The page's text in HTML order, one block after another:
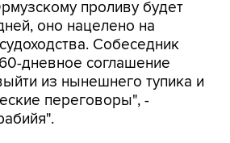
проливу будет
оно нацелено на
Собеседник
дневное соглашение
из нынешнего тупика и
переговоры", -